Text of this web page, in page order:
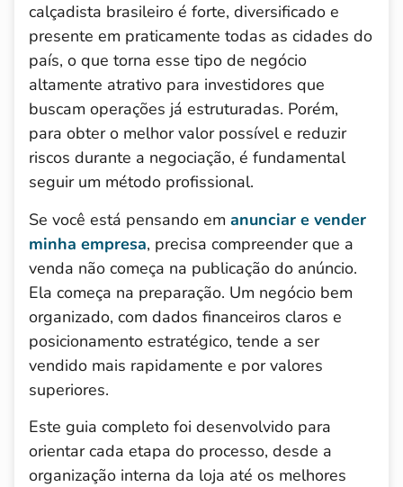
calçadista brasileiro é forte, diversificado e
presente em praticamente todas as cidades do
país, o que torna esse tipo de negócio
altamente atrativo para investidores que
buscam operações já estruturadas. Porém,
para obter o melhor valor possível e reduzir
riscos durante a negociação, é fundamental
seguir um método profissional.
Se você está pensando em anunciar e vender
minha empresa, precisa compreender que a
venda não começa na publicação do anúncio.
Ela começa na preparação. Um negócio bem
organizado, com dados financeiros claros e
posicionamento estratégico, tende a ser
vendido mais rapidamente e por valores
superiores.
Este guia completo foi desenvolvido para
orientar cada etapa do processo, desde a
organização interna da loja até os melhores